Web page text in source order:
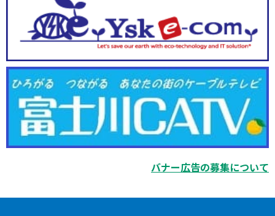
バナー広告の募集について